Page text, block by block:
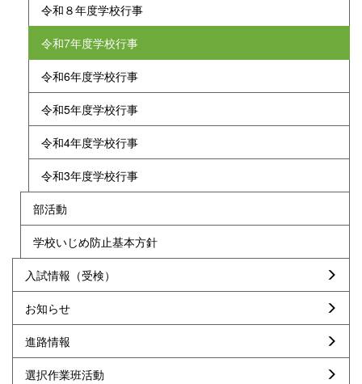
令和８年度学校行事
令和7年度学校行事
令和6年度学校行事
令和5年度学校行事
令和4年度学校行事
令和3年度学校行事
部活動
学校いじめ防止基本方針
入試情報（受検）
お知らせ
進路情報
選択作業班活動